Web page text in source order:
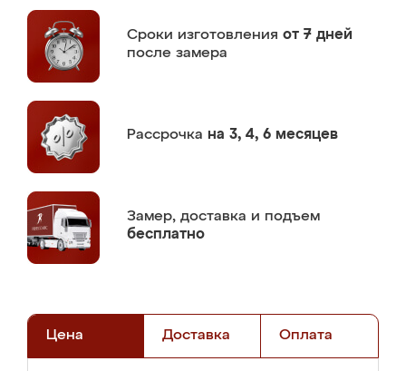
Сроки изготовления от 7 дней
после замера
Рассрочка на 3, 4, 6 месяцев
Замер, доставка и подъем
бесплатно
Цена Доставка Оплата